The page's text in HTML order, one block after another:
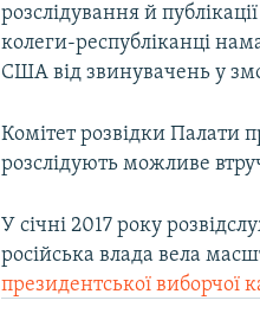
розслідування й
колеги-республіканці
США від звинувачень у
Комітет розвідки Палати
розслідують можливе
У січні 2017 року
російська влада вела
президентської виборчої